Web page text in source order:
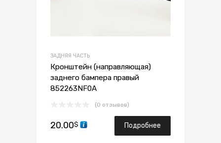
ЗАДНЯЯ ЧАСТЬ
Кронштейн (направляющая)
заднего бампера правый
852263NF0A
(0 отзывов)
20.00$ Подробнее